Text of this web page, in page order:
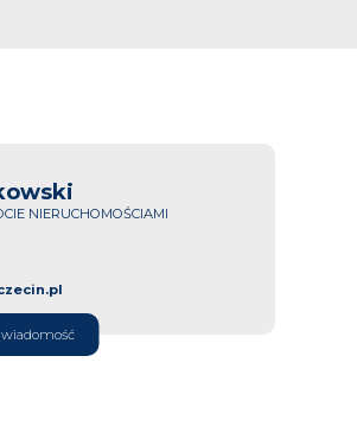
NIERUCHOMOŚCIAMI
wiadomość